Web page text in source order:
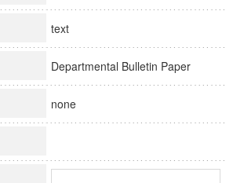
text
Departmental Bulletin Paper
none